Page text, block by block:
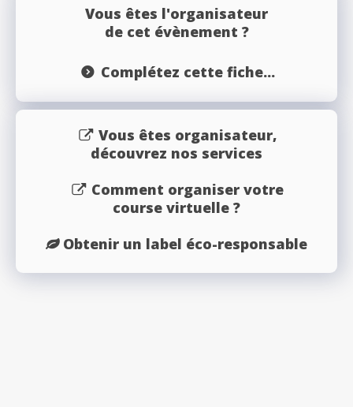
Vous êtes l'organisateur
de cet évènement ?
Complétez cette fiche...
Vous êtes organisateur,
découvrez nos services
Comment organiser votre
course virtuelle ?
Obtenir un label éco-responsable